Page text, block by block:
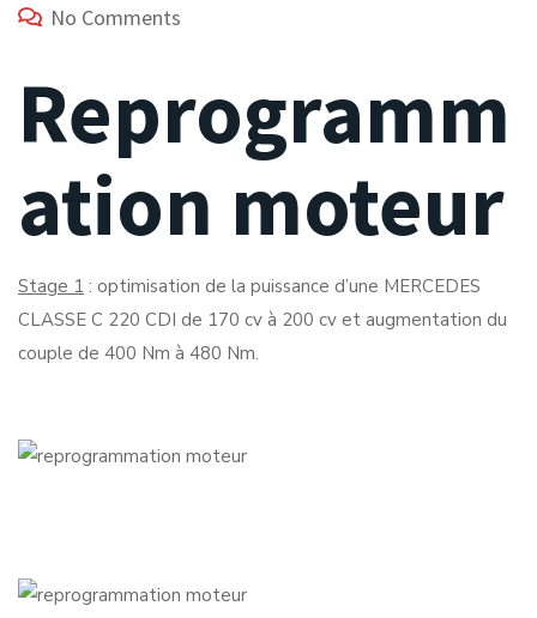
No Comments
Reprogramm
ation moteur
Stage 1 : optimisation de la puissance d’une MERCEDES
CLASSE C 220 CDI de 170 cv à 200 cv et augmentation du
couple de 400 Nm à 480 Nm.